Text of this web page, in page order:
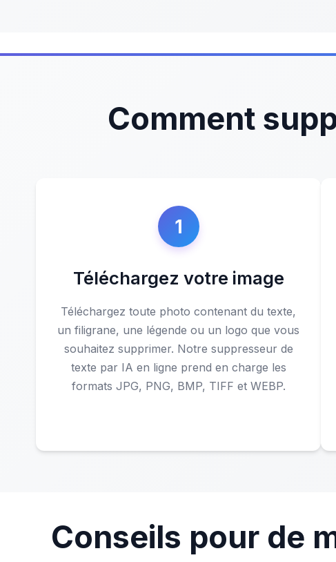
Comment
1
Téléchargez votre image
Téléchargez toute photo contenant du texte,
un filigrane, une légende ou un logo que vous
souhaitez supprimer. Notre suppresseur de
texte par IA en ligne prend en charge les
formats JPG, PNG, BMP, TIFF et WEBP.
Conseils pour de